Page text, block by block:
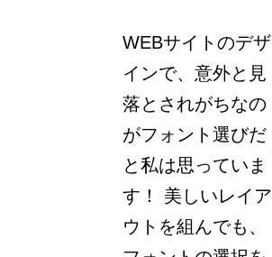
WEBサイトのデザ
インで、意外と見
落とされがちなの
がフォント選びだ
と私は思っていま
す！ 美しいレイア
ウトを組んでも、